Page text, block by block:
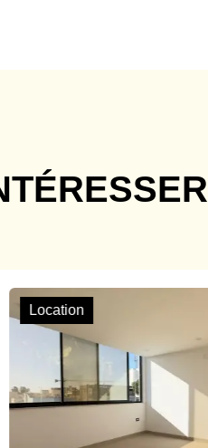
Location